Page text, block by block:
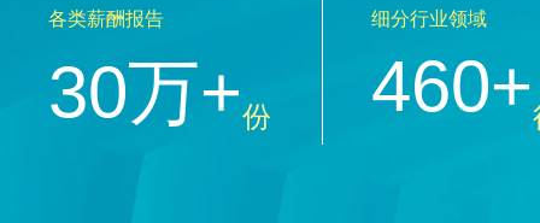
各类薪酬报告
30万+份
细分行业领域
460+